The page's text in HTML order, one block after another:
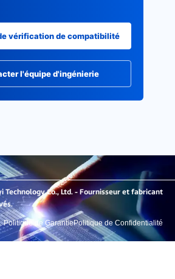
vérification de compatibilité
l'équipe d'ingénierie
Technology Co., Ltd. - Fournisseur et fabricant
Politique de Confidentialité
Politique de Garantie